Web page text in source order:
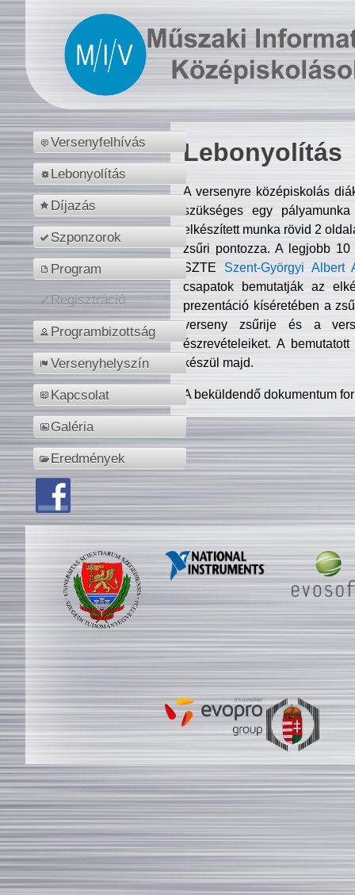
Versenyfelhívás
Lebonyolítás
Díjazás
Szponzorok
Program
Regisztráció
Programbizottság
Versenyhelyszín
Kapcsolat
Galéria
Eredmények
Lebonyolítás
A versenyre középiskolás
szükséges egy
elkészített munka rövid 2
zsűri pontozza. A legjobb
SZTE Szent-Györgyi Albert
csapatok bemutatják az
prezentáció kíséretében a
verseny zsűrije és a
észrevételeiket. A
készül majd.
A beküldendő dokumentum